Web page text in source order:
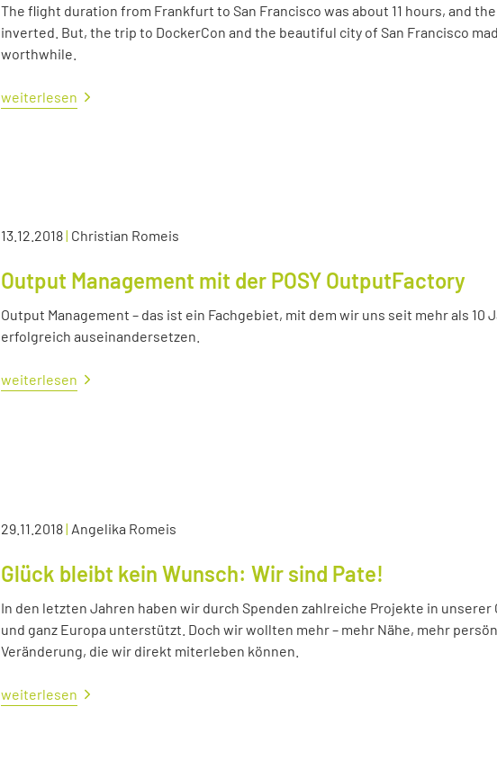
The flight duration from Frankfurt to San Francisco was about 11 hours, and
inverted. But, the trip to DockerCon and the beautiful city of San Francisco
worthwhile.
weiterlesen
13.12.2018| Christian Romeis
Output Management mit der POSY OutputFactory
Output Management – das ist ein Fachgebiet, mit dem wir uns seit mehr als 10
erfolgreich auseinandersetzen.
weiterlesen
29.11.2018| Angelika Romeis
Glück bleibt kein Wunsch: Wir sind Pate!
In den letzten Jahren haben wir durch Spenden zahlreiche Projekte in unserer
und ganz Europa unterstützt. Doch wir wollten mehr – mehr Nähe, mehr
Veränderung, die wir direkt miterleben können.
weiterlesen